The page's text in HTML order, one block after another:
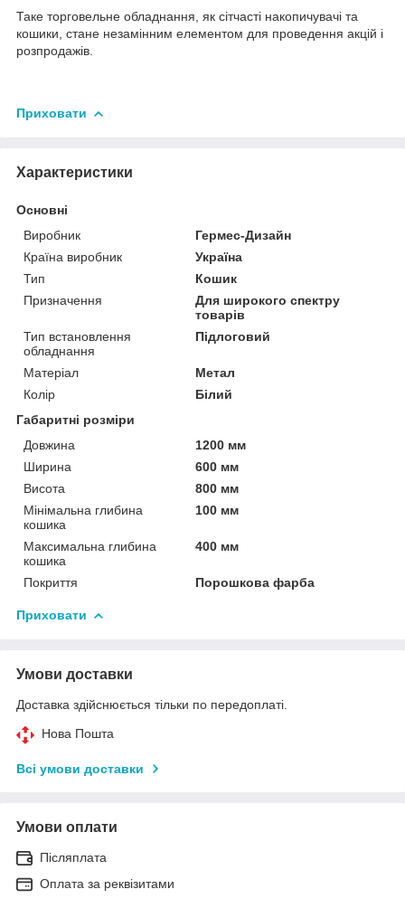
Таке торговельне обладнання, як сітчасті накопичувачі та
кошики, стане незамінним елементом для проведення акцій і
розпродажів.
Приховати
Характеристики
Основні
Виробник
Гермес-Дизайн
Країна виробник
Україна
Тип
Кошик
Призначення
Для широкого спектру
товарів
Тип встановлення
обладнання
Підлоговий
Матеріал
Метал
Колір
Білий
Габаритні розміри
Довжина
1200 мм
Ширина
600 мм
Висота
800 мм
Мінімальна глибина
кошика
100 мм
Максимальна глибина
кошика
400 мм
Покриття Порошкова фарба
Приховати
Умови доставки
Доставка здійснюється тільки по передоплаті.
Нова Пошта
Всі умови доставки
Умови оплати
Післяплата
Оплата за реквізитами